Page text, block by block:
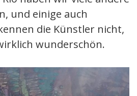
und einige auch
die Künstler nicht,
wunderschön.